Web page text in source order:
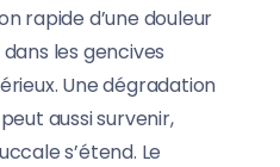
rapide d’une douleur
les gencives
Une dégradation
aussi survenir,
s’étend. Le